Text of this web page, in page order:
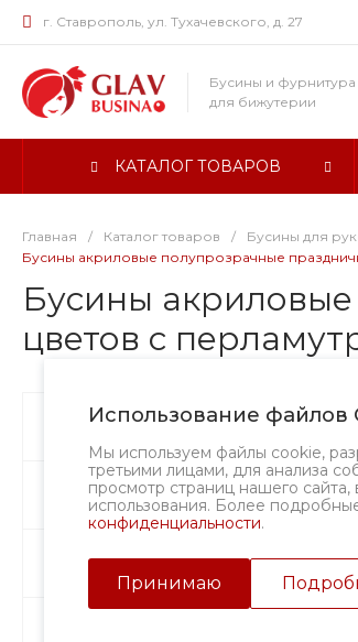
г. Ставрополь, ул. Тухачевского, д. 27
Бусины и фурнитура
для бижутерии
КАТАЛОГ ТОВАРОВ
Главная / Каталог товаров / Бусины для
Бусины акриловые полупрозрачные
Бусины
цветов с
Использование файлов
Мы используем файлы cookie,
третьими лицами, для анализа
просмотр страниц нашего
использования. Более
конфиденциальности.
Принимаю
Бусины
Фурнитура
Подвески и кулоны